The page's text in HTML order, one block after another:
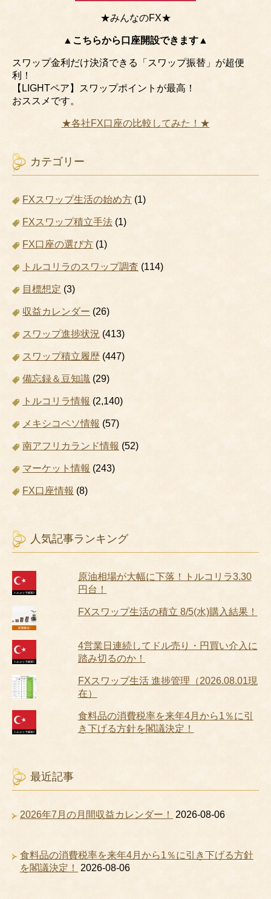
★みんなのFX★
▲こちらから口座開設できます▲
スワップ金利だけ決済できる「スワップ振替」が超便
利！
【LIGHTペア】スワップポイントが最高！
おススメです。
★各社FX口座の比較してみた！★
カテゴリー
FXスワップ生活の始め方 (1)
FXスワップ積立手法 (1)
FX口座の選び方 (1)
トルコリラのスワップ調査 (114)
目標想定 (3)
収益カレンダー (26)
スワップ進捗状況 (413)
スワップ積立履歴 (447)
備忘録＆豆知識 (29)
トルコリラ情報 (2,140)
メキシコペソ情報 (57)
南アフリカランド情報 (52)
マーケット情報 (243)
FX口座情報 (8)
人気記事ランキング
原油相場が大幅に下落！トルコリラ3.30
円台！
FXスワップ生活の積立 8/5(水)購入結果！
4営業日連続してドル売り・円買い介入に
踏み切るのか！
FXスワップ生活 進捗管理（2026.08.01現
在）
食料品の消費税率を来年4月から1％に引
き下げる方針を閣議決定！
最近記事
2026年7月の月間収益カレンダー！ 2026-08-06
食料品の消費税率を来年4月から1％に引き下げる方針
を閣議決定！
2026-08-06